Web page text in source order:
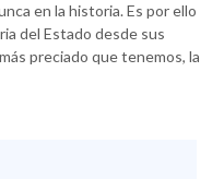
en la historia. Es por ello
del Estado desde sus
preciado que tenemos, la